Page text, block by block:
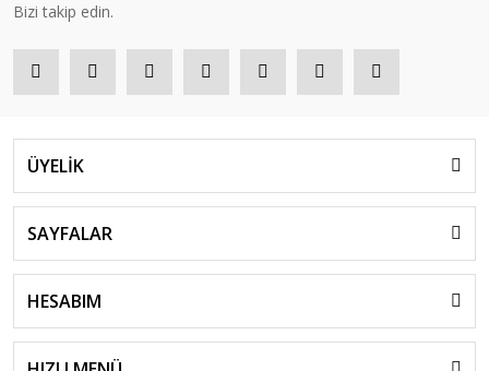
Bizi takip edin.
ÜYELİK
SAYFALAR
HESABIM